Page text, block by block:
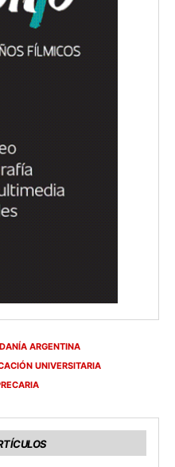
ARGENTINA
UNIVERSITARIA